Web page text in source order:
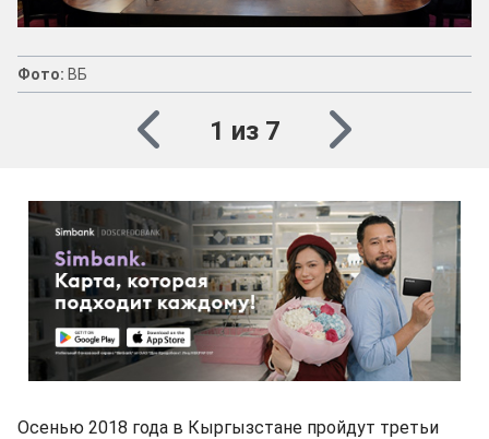
Фото: ВБ
1 из 7
Осенью 2018 года в Кыргызстане пройдут третьи